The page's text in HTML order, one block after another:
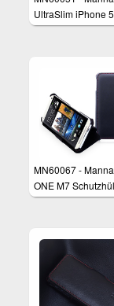
UltraSlim iPhone 5
iPhone 5s
MN60067 -
ONE M7